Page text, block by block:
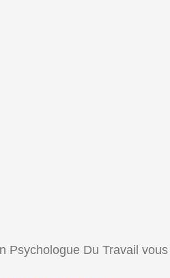
Psychologue Du Travail vous